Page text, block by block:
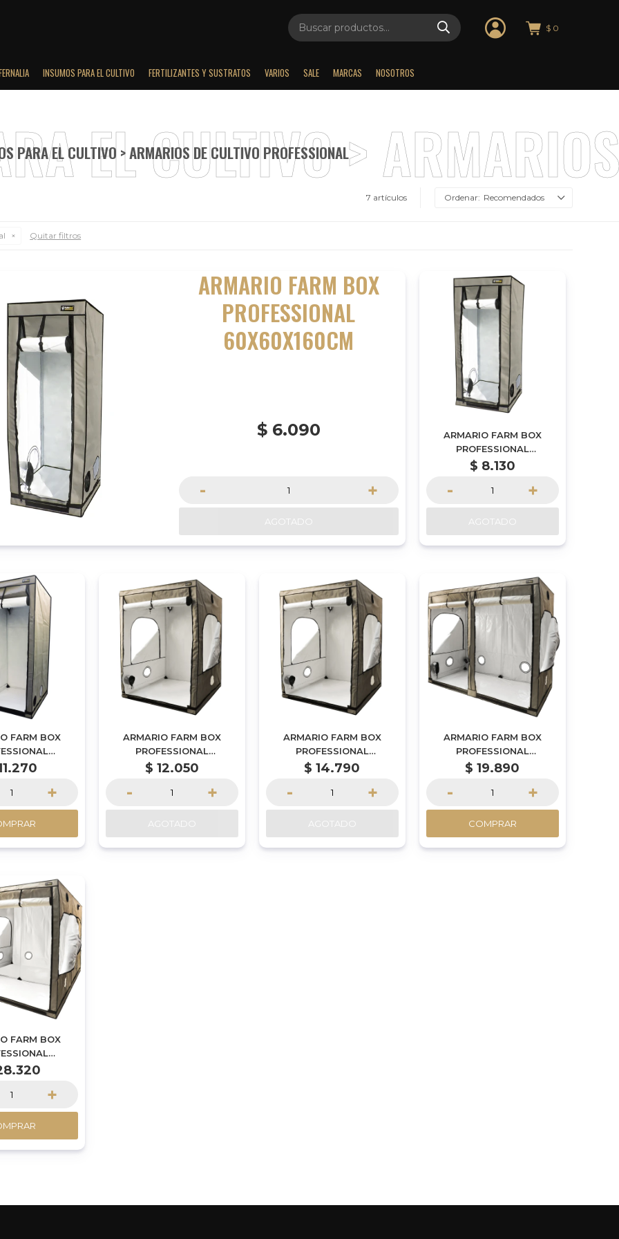
INSUMOS PARA EL CULTIVO FERTILIZANTES Y SUSTRATOS VARIOS SALE MARCAS NOSOTROS
$ 0
PARA EL CULTIVO > ARMARIOS DE CULTIVO PROFESSIONAL
7 artículos Recomendados
Quitar filtros
ARMARIO FARM BOX
PROFESSIONAL
60X60X160CM
$ 6.090
- +
AGOTADO
ARMARIO FARM BOX
PROFESSIONAL
80X80X160CM
$ 8.130
- +
AGOTADO
FARM BOX
+
ARMARIO FARM BOX
PROFESSIONAL
120X120X200CM
$ 12.050
- +
AGOTADO
ARMARIO FARM BOX
PROFESSIONAL
150X150X200CM
$ 14.790
- +
AGOTADO
ARMARIO FARM BOX
PROFESSIONAL
240X120X200CM
$ 19.890
- +
COMPRAR
FARM BOX
+